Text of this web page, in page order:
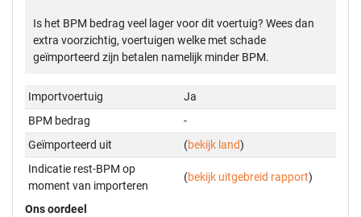
Is het BPM bedrag veel lager voor dit voertuig? Wees dan
extra voorzichtig, voertuigen welke met schade
geïmporteerd zijn betalen namelijk minder BPM.
Importvoertuig
Ja
BPM bedrag
-
Geïmporteerd uit
(bekijk land)
Indicatie rest-BPM op
moment van importeren
(bekijk uitgebreid rapport)
Ons oordeel